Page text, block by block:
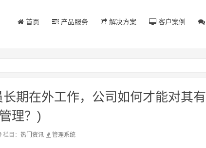
首页 产品服务 解决方案 客户案例
期在外工作，公司如何才能对其有
理？)
栏目： 热门资讯 管理系统